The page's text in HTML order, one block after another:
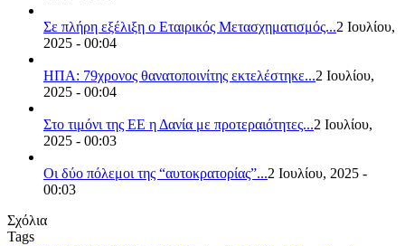
Σε πλήρη εξέλιξη ο Εταιρικός Μετασχηματισμός...2 Ιουλίου,
2025 - 00:04
ΗΠΑ: 79χρονος θανατοποινίτης εκτελέστηκε...2 Ιουλίου,
2025 - 00:04
Στο τιμόνι της ΕΕ η Δανία με προτεραιότητες...2 Ιουλίου,
2025 - 00:03
Οι δύο πόλεμοι της “αυτοκρατορίας”...2 Ιουλίου, 2025 -
00:03
Σχόλια
Tags